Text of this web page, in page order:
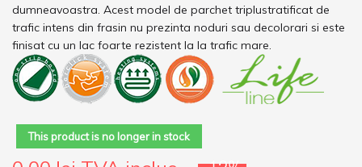
dumneavoastra. Acest model de parchet triplustratificat de
trafic intens din frasin nu prezinta noduri sau decolorari si este
finisat cu un lac foarte rezistent la la trafic mare.
This product is no longer in stock